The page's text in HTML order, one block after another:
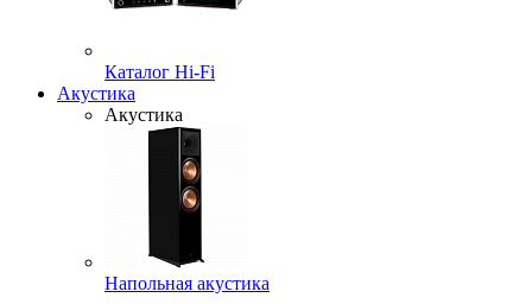
Каталог Hi-Fi
Акустика
Акустика
Напольная акустика